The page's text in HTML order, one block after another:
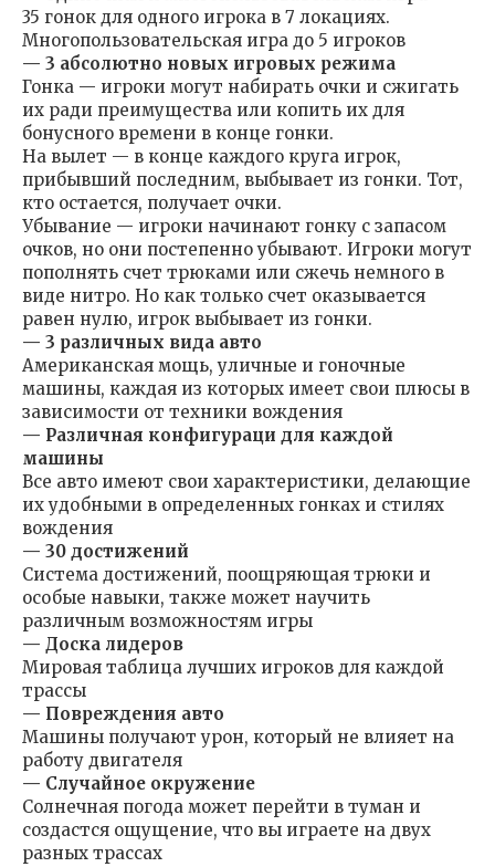
35 гонок для одного игрока в 7 локациях.
Многопользовательская игра до 5 игроков
— 3 абсолютно новых игровых режима
Гонка — игроки могут набирать очки и сжигать
их ради преимущества или копить их для
бонусного времени в конце гонки.
На вылет — в конце каждого круга игрок,
прибывший последним, выбывает из гонки. Тот,
кто остается, получает очки.
Убывание — игроки начинают гонку с запасом
очков, но они постепенно убывают. Игроки могут
пополнять счет трюками или сжечь немного в
виде нитро. Но как только счет оказывается
равен нулю, игрок выбывает из гонки.
— 3 различных вида авто
Американская мощь, уличные и гоночные
машины, каждая из которых имеет свои плюсы в
зависимости от техники вождения
— Различная конфигураци для каждой
машины
Все авто имеют свои характеристики, делающие
их удобными в определенных гонках и стилях
вождения
— 30 достижений
Система достижений, поощряющая трюки и
особые навыки, также может научить
различным возможностям игры
— Доска лидеров
Мировая таблица лучших игроков для каждой
трассы
— Повреждения авто
Машины получают урон, который не влияет на
работу двигателя
— Случайное окружение
Солнечная погода может перейти в туман и
создастся ощущение, что вы играете на двух
разных трассах